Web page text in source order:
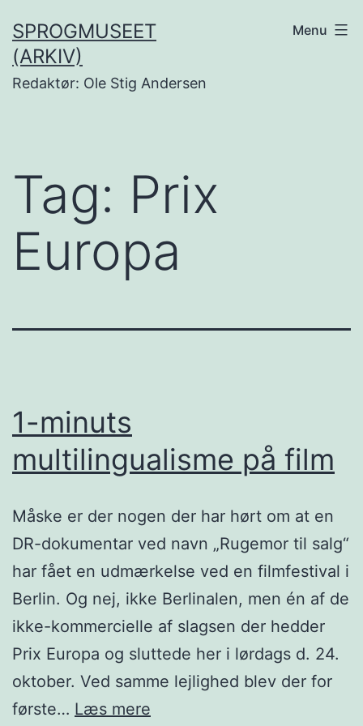
til
indhold
SPROGMUSEET
(ARKIV)
Redaktør: Ole Stig Andersen
Menu
Tag: Prix
Europa
1-minuts
multilingualisme på film
Måske er der nogen der har hørt om at en
DR-dokumentar ved navn „Rugemor til salg“
har fået en udmærkelse ved en filmfestival i
Berlin. Og nej, ikke Berlinalen, men én af de
ikke-kommercielle af slagsen der hedder
Prix Europa og sluttede her i lørdags d. 24.
oktober. Ved samme lejlighed blev der for
første… Læs mere